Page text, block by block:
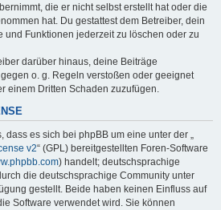
die er nicht selbst erstellt hat oder die
hat. Du gestattest dem Betreiber, dein
und Funktionen jederzeit zu löschen oder zu
darüber hinaus, deine Beiträge
o. g. Regeln verstoßen oder geeignet
einem Dritten Schaden zuzufügen.
dass es sich bei phpBB um eine unter der „
v2“ (GPL) bereitgestellten Foren-Software
) handelt; deutschsprachige
die deutschsprachige Community unter
gestellt. Beide haben keinen Einfluss auf
Software verwendet wird. Sie können